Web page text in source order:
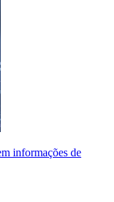
informações de